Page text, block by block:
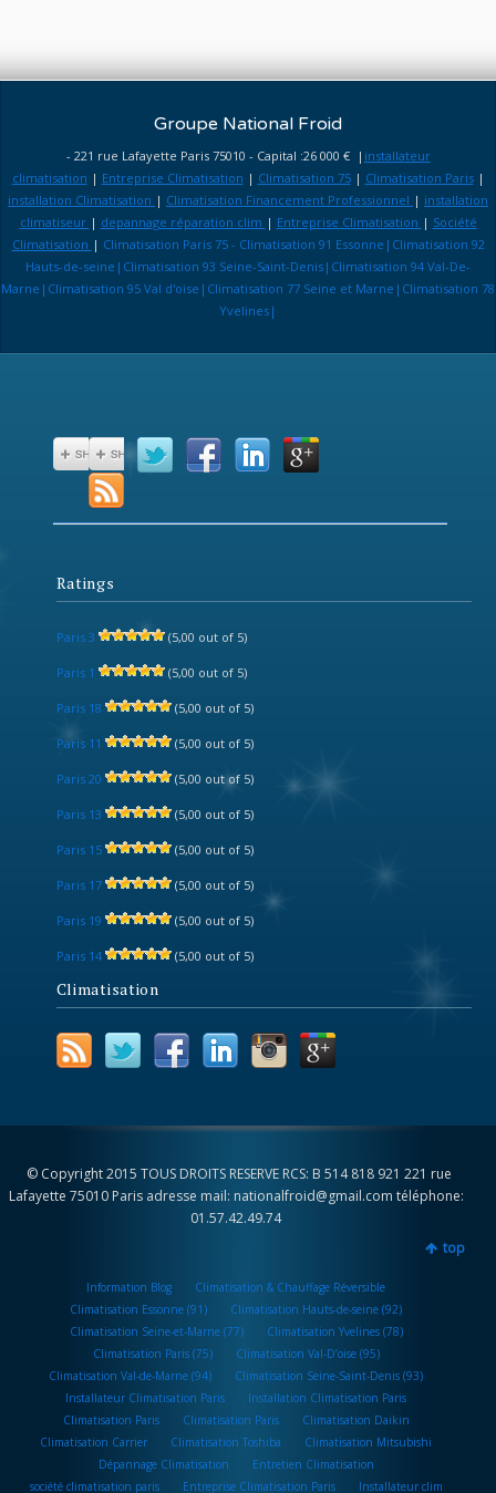
Groupe National Froid
- 221 rue Lafayette Paris 75010 - Capital :26 000 € | installateur
climatisation | Entreprise Climatisation | Climatisation 75| Climatisation Paris|
installation Climatisation | Climatisation Financement Professionnel | installation
climatiseur | depannage réparation clim | Entreprise Climatisation | Société
Climatisation | Climatisation Paris 75 - Climatisation 91 Essonne|Climatisation 92
Hauts-de-seine|Climatisation 93 Seine-Saint-Denis|Climatisation 94 Val-De-
Marne|Climatisation 95 Val d'oise|Climatisation 77 Seine et Marne|Climatisation 78
Yvelines|
Ratings
Paris 3 (5,00 out of 5)
Paris 1 (5,00 out of 5)
Paris 18 (5,00 out of 5)
Paris 11 (5,00 out of 5)
Paris 20 (5,00 out of 5)
Paris 13 (5,00 out of 5)
Paris 15 (5,00 out of 5)
Paris 17 (5,00 out of 5)
Paris 19 (5,00 out of 5)
Paris 14 (5,00 out of 5)
Climatisation
© Copyright 2015 TOUS DROITS RESERVE RCS: B 514 818 921 221 rue
Lafayette 75010 Paris adresse mail: nationalfroid@gmail.com téléphone:
01.57.42.49.74
top
Information Blog
Climatisation & Chauffage Réversible
Climatisation Essonne (91)
Climatisation Hauts-de-seine (92)
Climatisation Seine-et-Marne (77)
Climatisation Yvelines (78)
Climatisation Paris (75)
Climatisation Val-D’oise (95)
Climatisation Val-de-Marne (94)
Climatisation Seine-Saint-Denis (93)
Installateur Climatisation Paris
Installation Climatisation Paris
Climatisation Paris
Climatisation Paris
Climatisation Daikin
Climatisation Carrier
Climatisation Toshiba
Climatisation Mitsubishi
Dépannage Climatisation
Entretien Climatisation
société climatisation paris
Entreprise Climatisation Paris Installateur clim